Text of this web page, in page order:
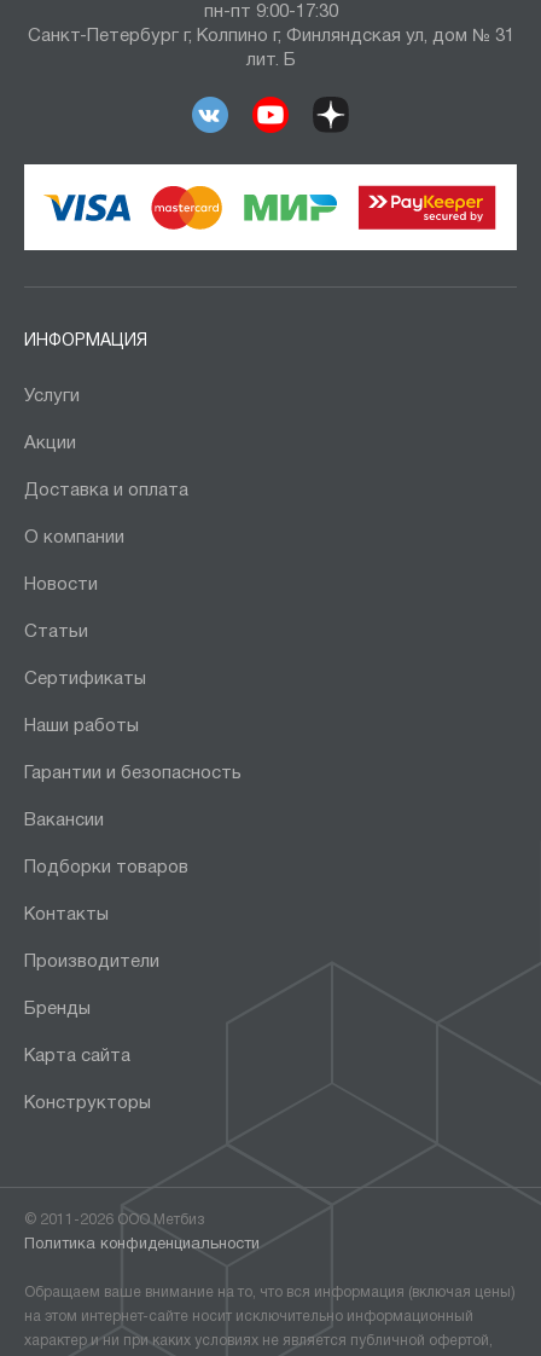
пн-пт 9:00-17:30
Санкт-Петербург г, Колпино г, Финляндская ул, дом № 31
лит. Б
ИНФОРМАЦИЯ
Услуги
Акции
Доставка и оплата
О компании
Новости
Статьи
Сертификаты
Наши работы
Гарантии и безопасность
Вакансии
Подборки товаров
Контакты
Производители
Бренды
Карта сайта
Конструкторы
© 2011-2026 ООО Метбиз
Политика конфиденциальности
Обращаем ваше внимание на то, что вся информация (включая цены)
на этом интернет-сайте носит исключительно информационный
характер и ни при каких условиях не является публичной офертой,